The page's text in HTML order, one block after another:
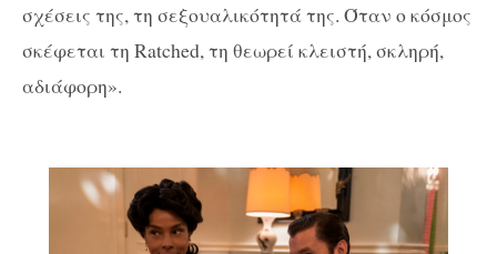
σχέσεις της, τη σεξουαλικότητά της. Όταν ο κόσμος
σκέφεται τη Ratched, τη θεωρεί κλειστή, σκληρή,
αδιάφορη».